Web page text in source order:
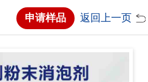
申请样品 返回上一页